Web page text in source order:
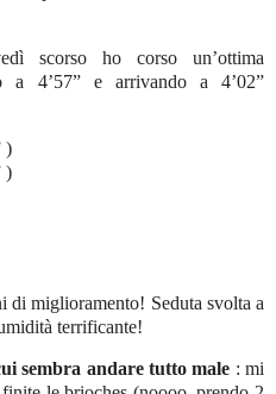
scorso ho corso un’ottima
a 4’57” e arrivando a 4’02”
)
)
di miglioramento! Seduta svolta a
terrificante!
sembra andare tutto male : mi